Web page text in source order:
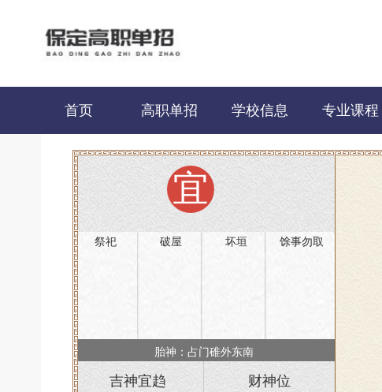
首页 高职单招 学校信息 专业课程
宜
祭祀 破屋 坏垣 馀事勿取
胎神：占门碓外东南
吉神宜趋 财神位